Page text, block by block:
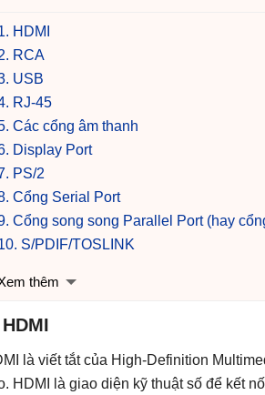
HDMI
RCA
USB
RJ-45
Các cổng âm thanh
Display Port
PS/2
Cổng Serial Port
Cổng song song Parallel Port (hay
S/PDIF/TOSLINK
thêm
là viết tắt của High-Definition
HDMI là giao diện kỹ thuật số để kết